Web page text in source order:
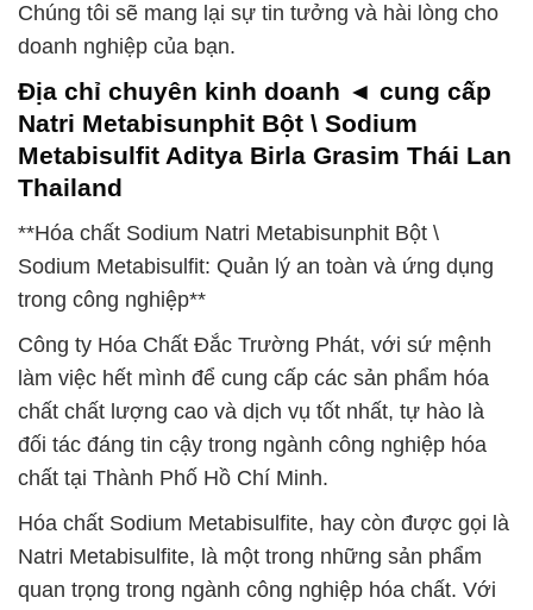
Chúng tôi sẽ mang lại sự tin tưởng và hài lòng cho
doanh nghiệp của bạn.
Địa chỉ chuyên kinh doanh ◄ cung cấp
Natri Metabisunphit Bột \ Sodium
Metabisulfit Aditya Birla Grasim Thái Lan
Thailand
**Hóa chất Sodium Natri Metabisunphit Bột \
Sodium Metabisulfit: Quản lý an toàn và ứng dụng
trong công nghiệp**
Công ty Hóa Chất Đắc Trường Phát, với sứ mệnh
làm việc hết mình để cung cấp các sản phẩm hóa
chất chất lượng cao và dịch vụ tốt nhất, tự hào là
đối tác đáng tin cậy trong ngành công nghiệp hóa
chất tại Thành Phố Hồ Chí Minh.
Hóa chất Sodium Metabisulfite, hay còn được gọi là
Natri Metabisulfite, là một trong những sản phẩm
quan trọng trong ngành công nghiệp hóa chất. Với